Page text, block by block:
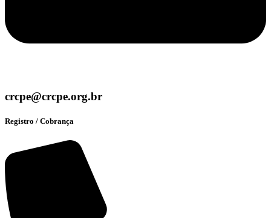
crcpe@crcpe.org.br
Registro / Cobrança